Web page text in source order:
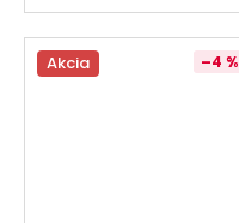
Akcia –4 %